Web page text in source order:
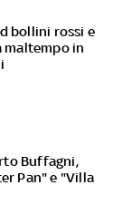
bollini rossi e
maltempo in
Buffagni,
Pan" e "Villa